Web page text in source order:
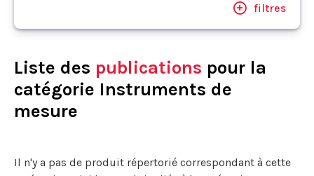
filtres
Liste des publications pour la
catégorie Instruments de
mesure
Il n'y a pas de produit répertorié correspondant à cette